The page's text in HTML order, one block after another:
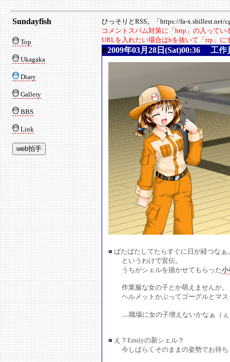
Sundayfish
Top
Ukagaka
Diary
Gallery
BBS
Link
ひっそりとRSS。「https://fa-x.shillest.net/
コメントスパム対策に「http」の入って
URLを入れたい場合はhを抜いて「ttp」に
■2009年03月28日(Sat)00:36 工作
■ ばたばたしてたらすぐに日が経つなぁ
というわけで宣伝。
うちがシェルを描かせてもらった小
作業服な女の子とか萌えませんか。
ヘルメットかぶってゴーグルとマス
‥‥職場に女の子増えないかなぁ（ぇ
■ え？Emilyの新シェル？
今しばらくそのままの姿勢でお待ち